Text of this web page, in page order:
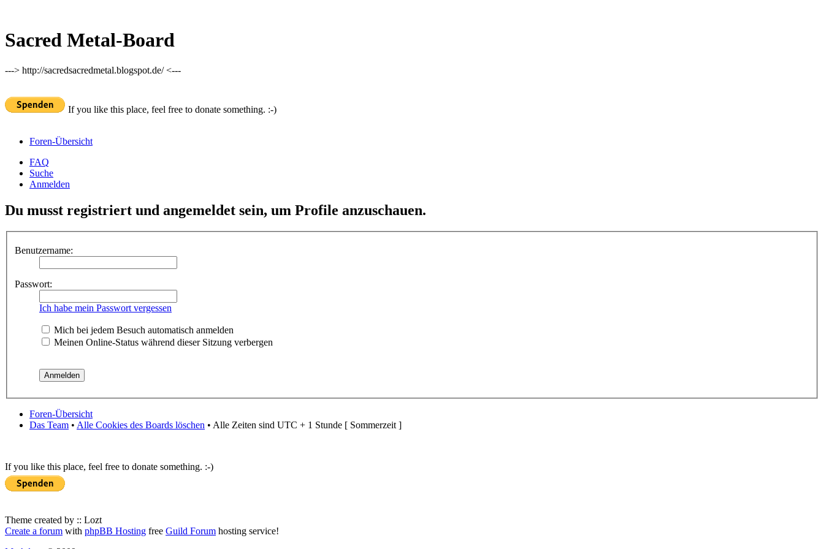
Sacred Metal-Board
---> http://sacredsacredmetal.blogspot.de/ <---
If you like this place, feel free to donate something. :-)
Foren-Übersicht
FAQ
Suche
Anmelden
Du musst registriert und angemeldet sein, um Profile anzuschauen.
Benutzername:
Passwort:
Ich habe mein Passwort vergessen
Mich bei jedem Besuch automatisch anmelden
Meinen Online-Status während dieser Sitzung verbergen
Foren-Übersicht
Das Team • Alle Cookies des Boards löschen • Alle Zeiten sind UTC + 1 Stunde [ Sommerzeit ]
If you like this place, feel free to donate something. :-)
Theme created by :: Lozt
Create a forum with phpBB Hosting free Guild Forum hosting service!